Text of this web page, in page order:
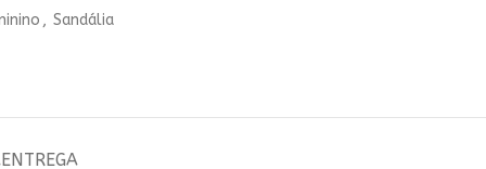
comprar
, Sandália
ENTREGA